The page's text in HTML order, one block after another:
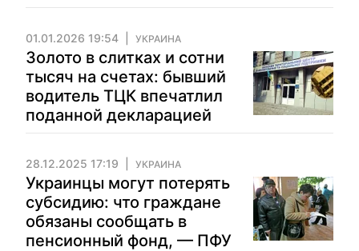
01.01.2026 19:54 УКРАИНА
Золото в слитках и сотни
тысяч на счетах: бывший
водитель ТЦК впечатлил
поданной декларацией
28.12.2025 17:19 УКРАИНА
Украинцы могут потерять
субсидию: что граждане
обязаны сообщать в
пенсионный фонд, — ПФУ